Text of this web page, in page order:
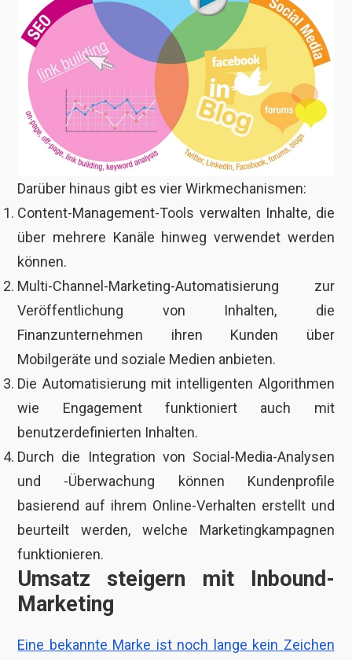
Darüber hinaus gibt es vier Wirkmechanismen:
Content-Management-Tools verwalten Inhalte, die
über mehrere Kanäle hinweg verwendet werden
können.
Multi-Channel-Marketing-Automatisierung zur
Veröffentlichung von Inhalten, die
Finanzunternehmen ihren Kunden über
Mobilgeräte und soziale Medien anbieten.
Die Automatisierung mit intelligenten Algorithmen
wie Engagement funktioniert auch mit
benutzerdefinierten Inhalten.
Durch die Integration von Social-Media-Analysen
und -Überwachung können Kundenprofile
basierend auf ihrem Online-Verhalten erstellt und
beurteilt werden, welche Marketingkampagnen
funktionieren.
Umsatz steigern mit Inbound-
Marketing
Eine bekannte Marke ist noch lange kein Zeichen